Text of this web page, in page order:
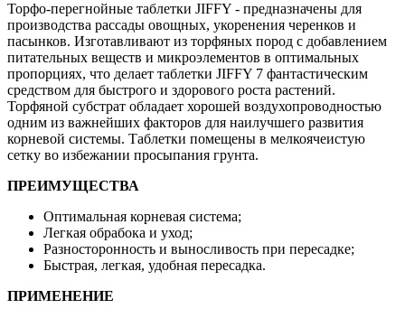
Торфо-перегнойные таблетки JIFFY - предназначены для
производства рассады овощных, укоренения черенков и
пасынков. Изготавливают из торфяных пород с добавлением
питательных веществ и микроэлементов в оптимальных
пропорциях, что делает таблетки JIFFY 7 фантастическим
средством для быстрого и здорового роста растений.
Торфяной субстрат обладает хорошей воздухопроводностью
одним из важнейших факторов для наилучшего развития
корневой системы. Таблетки помещены в мелкоячеистую
сетку во избежании просыпания грунта.
ПРЕИМУЩЕСТВА
Оптимальная корневая система;
Легкая обрабока и уход;
Разносторонность и выносливость при пересадке;
Быстрая, легкая, удобная пересадка.
ПРИМЕНЕНИЕ